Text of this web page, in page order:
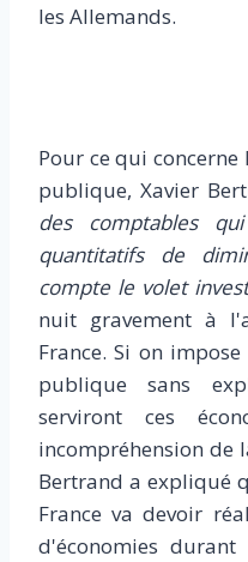
les Allemands.
Pour ce qui
publique, Xavier
des comptables
quantitatifs de
compte le volet
nuit gravement à
France. Si on
publique sans
serviront ces
incompréhension de
Bertrand a expliqué
France va devoir
d'économies durant